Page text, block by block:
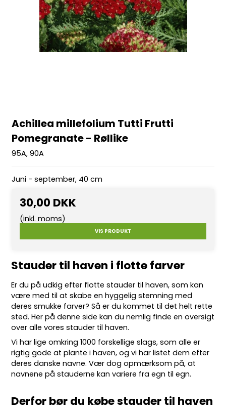
Achillea millefolium Tutti Frutti
Pomegranate - Røllike
95A, 90A
Juni - september, 40 cm
30,00 DKK
(inkl. moms)
VIS PRODUKT
Stauder til haven i flotte farver
Er du på udkig efter flottestauder til haven, som kan
være med til at skabe en hyggelig stemning med
deres smukke farver? Så er du kommet til det helt rette
sted. Her på denne side kan du nemlig finde en oversigt
over alle vores stauder til haven.
Vi har lige omkring 1000 forskellige slags, som alle er
rigtig gode at plante i haven, og vi har listet dem efter
deres danske navne. Vær dog opmærksom på, at
navnene på stauderne kan variere fra egn til egn.
Derfor bør du købe stauder til haven